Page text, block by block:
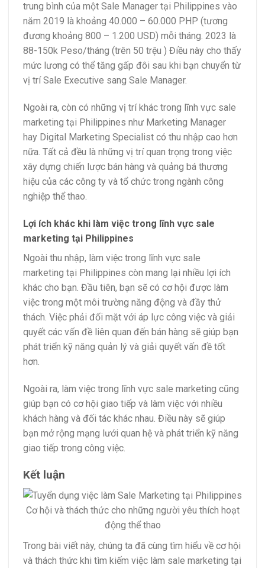
trung bình của một Sale Manager tại Philippines vào
năm 2019 là khoảng 40.000 – 60.000 PHP (tương
đương khoảng 800 – 1.200 USD) mỗi tháng. 2023 là
88-150k Peso/tháng (trên 50 trệu ) Điều này cho thấy
mức lương có thể tăng gấp đôi sau khi bạn chuyển từ
vị trí Sale Executive sang Sale Manager.
Ngoài ra, còn có những vị trí khác trong lĩnh vực sale
marketing tại Philippines như Marketing Manager
hay Digital Marketing Specialist có thu nhập cao hơn
nữa. Tất cả đều là những vị trí quan trọng trong việc
xây dựng chiến lược bán hàng và quảng bá thương
hiệu của các công ty và tổ chức trong ngành công
nghiệp thể thao.
Lợi ích khác khi làm việc trong lĩnh vực sale
marketing tại Philippines
Ngoài thu nhập, làm việc trong lĩnh vực sale
marketing tại Philippines còn mang lại nhiều lợi ích
khác cho bạn. Đầu tiên, bạn sẽ có cơ hội được làm
việc trong một môi trường năng động và đầy thử
thách. Việc phải đối mặt với áp lực công việc và giải
quyết các vấn đề liên quan đến bán hàng sẽ giúp bạn
phát triển kỹ năng quản lý và giải quyết vấn đề tốt
hơn.
Ngoài ra, làm việc trong lĩnh vực sale marketing cũng
giúp bạn có cơ hội giao tiếp và làm việc với nhiều
khách hàng và đối tác khác nhau. Điều này sẽ giúp
bạn mở rộng mạng lưới quan hệ và phát triển kỹ năng
giao tiếp trong công việc.
Kết luận
Trong bài viết này, chúng ta đã cùng tìm hiểu về cơ hội
và thách thức khi tìm kiếm việc làm sale marketing tại